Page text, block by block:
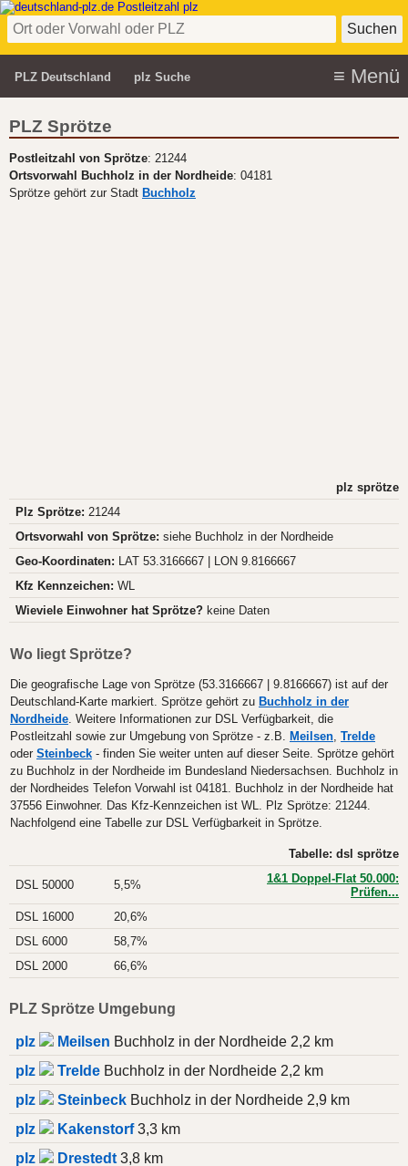
PLZ Deutschland plz Suche
PLZ Sprötze
Postleitzahl von Sprötze: 21244
Ortsvorwahl Buchholz in der Nordheide: 04181
Sprötze gehört zur Stadt Buchholz
plz sprötze
Plz Sprötze: 21244
Ortsvorwahl von Sprötze: siehe Buchholz in der Nordheide
Geo-Koordinaten: LAT 53.3166667 | LON 9.8166667
Kfz Kennzeichen: WL
Wieviele Einwohner hat Sprötze? keine Daten
Wo liegt Sprötze?
Die geografische Lage von Sprötze (53.3166667 | 9.8166667) ist auf der
Deutschland-Karte markiert. Sprötze gehört zu Buchholz in der
Nordheide. Weitere Informationen zur DSL Verfügbarkeit, die
Postleitzahl sowie zur Umgebung von Sprötze - z.B. Meilsen, Trelde
oder Steinbeck - finden Sie weiter unten auf dieser Seite. Sprötze gehört
zu Buchholz in der Nordheide im Bundesland Niedersachsen. Buchholz in
der Nordheides Telefon Vorwahl ist 04181. Buchholz in der Nordheide hat
37556 Einwohner. Das Kfz-Kennzeichen ist WL. Plz Sprötze: 21244.
Nachfolgend eine Tabelle zur DSL Verfügbarkeit in Sprötze.
Tabelle: dsl sprötze
DSL 50000 5,5%
1&1 Doppel-Flat 50.000:
Prüfen...
DSL 16000
20,6%
DSL 6000
58,7%
DSL 2000
66,6%
PLZ Sprötze Umgebung
plz Meilsen Buchholz in der Nordheide 2,2 km
plz
Trelde Buchholz in der Nordheide 2,2 km
plz
Steinbeck Buchholz in der Nordheide 2,9 km
plz
Kakenstorf3,3 km
plz
Drestedt 3,8 km